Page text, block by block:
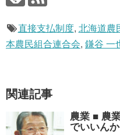
直接支払制度, 北海道農
本農民組合連合会, 鎌谷 一
関連記事
農業 ■ 農
でいいんか